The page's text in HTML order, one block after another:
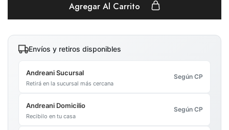
Agregar Al Carrito
Envíos y retiros disponibles
Andreani Sucursal
Retirá en la sucursal más cercana
Según CP
Andreani Domicilio
Recibilo en tu casa
Según CP